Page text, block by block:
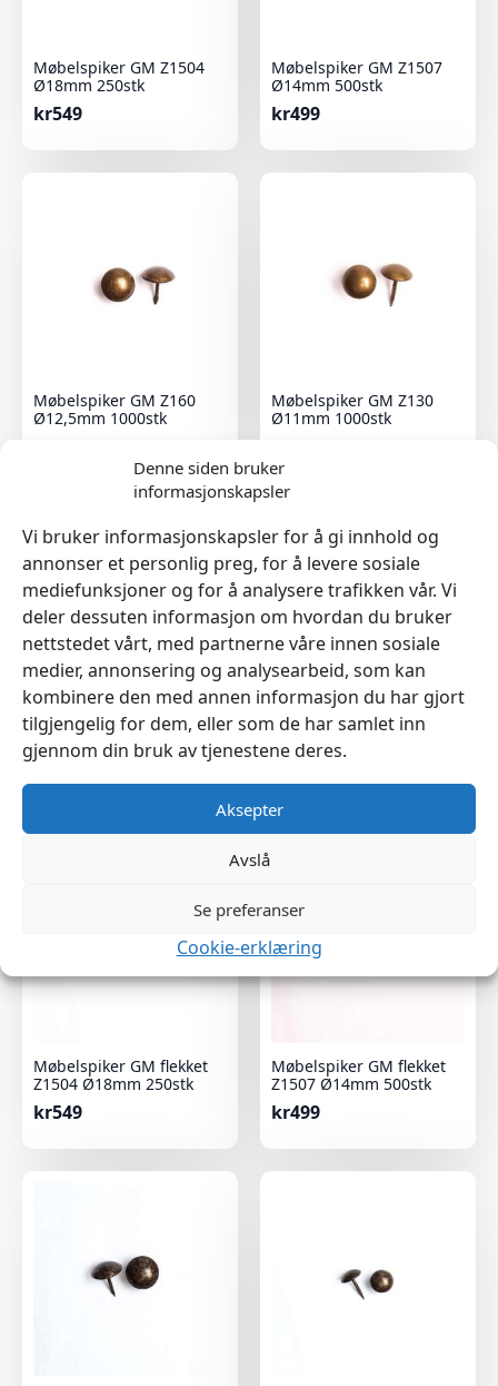
Denne siden bruker
informasjonskapsler
Vi bruker informasjonskapsler for å gi innhold og
annonser et personlig preg, for å levere sosiale
mediefunksjoner og for å analysere trafikken vår. Vi
deler dessuten informasjon om hvordan du bruker
nettstedet vårt, med partnerne våre innen sosiale
medier, annonsering og analysearbeid, som kan
kombinere den med annen informasjon du har gjort
tilgjengelig for dem, eller som de har samlet inn
gjennom din bruk av tjenestene deres.
Aksepter
Avslå
Se preferanser
Cookie-erklæring
Møbelspiker GM Z1504
Ø18mm 250stk
kr549
Møbelspiker GM Z1507
Ø14mm 500stk
kr499
Møbelspiker GM Z160
Ø12,5mm 1000stk
Møbelspiker GM Z130
Ø11mm 1000stk
Møbelspiker GM Z110
Ø10mm 1000stk
kr449
Møbelspiker GM Z90
Ø9mm 1000stk
kr419
Møbelspiker GM flekket
Z1504 Ø18mm 250stk
kr549
Møbelspiker GM flekket
Z1507 Ø14mm 500stk
kr499